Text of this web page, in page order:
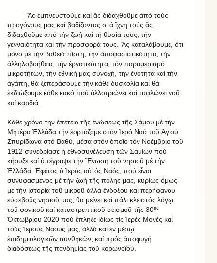
Ἅς ἐμπνευστοῦμε καί ἅς διδαχθοῦμε ἀπό τούς
προγόνους μας καί βαδίζοντας στά ἴχνη τούς ἅς
διδαχθοῦμε ἀπό τήν ζωή καί τή θυσία τους, τήν
γενναιότητα καί τήν προσφορά τους. Ἅς καταλάβουμε, ὅτι
μόνο μέ τήν βαθειά πίστη, τήν ἀποφασιστικότητα, τήν
ἀλληλοβοήθεια, τήν ἐργατικότητα, τόν παραμερισμό
μικροτήτων, τήν ἐθνική μας συνοχή, την ἑνότητα καί τήν
ἀγάπη, θά ξεπεράσουμε τήν κάθε δυσκολία καί θά
ἐκδιώξουμε κάθε κακό πού ἀλλοτριώνει καί τυφλώνει νοῦ
καί καρδιά.
Κάθε χρόνο την ἐπέτειο τῆς ἑνώσεως τῆς Σάμου μέ τήν
Μητέρα Ἑλλάδα τήν ἑορτάζαμε στόν Ἱερό Ναό τοῦ Ἁγίου
Σπυρίδωνα στό Βαθύ, μέσα στόν ὁποῖο τόν Νοέμβριο τοῦ
1912 συνεδρίασε ἡ ἐθνοσυνέλευση τῶν Σαμίων πού
κήρυξε καί ὑπέγραψε τήν Ἕνωση τοῦ νησιοῦ μέ τήν
Ἑλλάδα. Ἐφέτος ὁ Ἱερός αὐτός Ναός, πού εἶναι
συνυφασμένος μέ τήν ζωή τῆς πόλης μας, κυρίως ὅμως
μέ τήν ἱστορία τοῦ μικροῦ ἀλλά ἔνδοξου και περήφανου
εὐσεβοῦς νησιοῦ μας, θα μείνει καί πάλι κλειστός λόγῳ
τοῦ φονικοῦ καί καταστρεπτικοῦ σεισμοῦ τῆς 30ης
Ὀκτωβρίου 2020 πού ἔπληξε ἰδίως τίς Ἱερές Μονές καί
τούς Ἱερούς Ναούς μας, ἀλλά καί ἐν μέσῳ
ἐπιδημιολογικῶν συνθηκῶν, καί πρός ἀποφυγή
διαδόσεως τῆς πανδημίας τοῦ κορωνοϊού.